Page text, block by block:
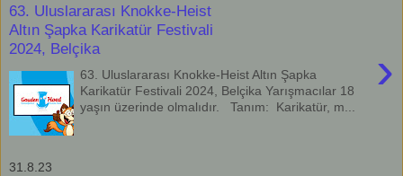
63. Uluslararası Knokke-Heist
Altın Şapka Karikatür Festivali
2024, Belçika
›
63. Uluslararası Knokke-Heist Altın Şapka
Karikatür Festivali 2024, Belçika Yarışmacılar 18
yaşın üzerinde olmalıdır. Tanım: Karikatür, m...
31.8.23